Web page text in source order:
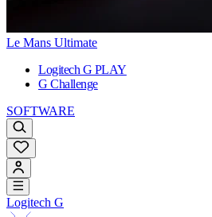
Le Mans Ultimate
Logitech G PLAY
G Challenge
SOFTWARE
Logitech G